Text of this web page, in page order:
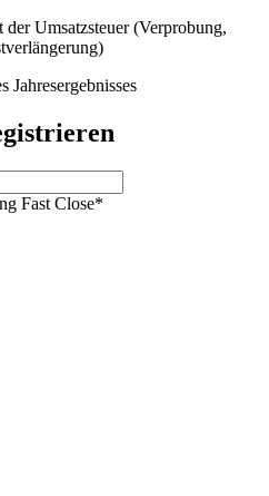
Umsatzsteuer (Verprobung,
Jahresergebnisses
Fast Close*